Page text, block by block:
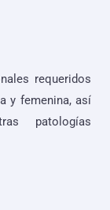
requeridos
y femenina, así
patologías